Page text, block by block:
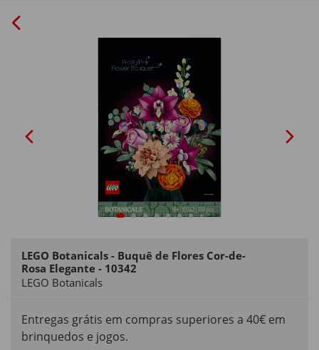
LEGO Botanicals - Buquê de Flores Cor-de-
Rosa Elegante - 10342
LEGO Botanicals
Entregas grátis em compras superiores a 40€ em
brinquedos e jogos.